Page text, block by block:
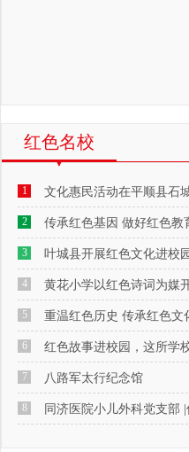
红色名校
1 文化惠民活动在平顺县石
2 传承红色基因 做好红色教
3 叶城县开展红色文化进校
4 黄花小学以红色诗词为媒
5 重温红色历史 传承红色文
6 红色故事进校园，这所学
7 八路军太行纪念馆
8 同济医院小儿外科党支部